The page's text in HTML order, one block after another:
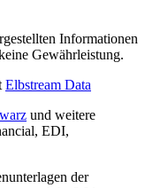
Informationen
Gewährleistung.
Elbstream Data
und weitere
EDI,
der